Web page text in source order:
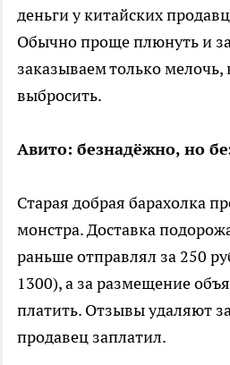
деньги у китайских
Обычно проще плюнуть и
заказываем только
выбросить.
Авито: безнадёжно, но
Старая добрая барахолка
монстра. Доставка
раньше отправлял за 250
1300), а за размещение
платить. Отзывы удаляют
продавец заплатил.